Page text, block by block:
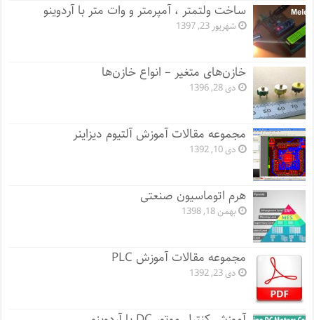
ساخت ولتمتر ، آمپرمتر و وات متر با آردوینو
شهریور 23, 1397
خازن‌های متغیر – انواع خازن‌ها
دی 28, 1396
مجموعه مقالات آموزش آلتیوم دیزاینر
دی 10, 1392
هرم اتوماسیون صنعتی
بهمن 18, 1398
مجموعه مقالات آموزش PLC
دی 23, 1392